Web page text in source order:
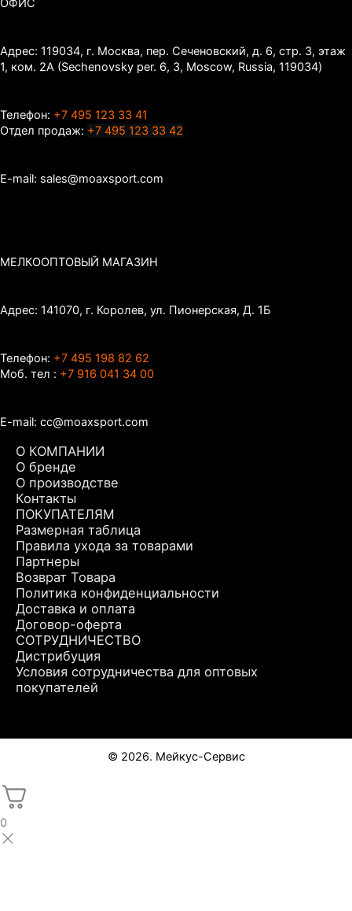
ОФИС
Адрес: 119034, г. Москва, пер. Сеченовский, д. 6, стр. 3, этаж
1, ком. 2А (Sechenovsky per. 6, 3, Moscow, Russia, 119034)
Телефон: +7 495 123 33 41
Отдел продаж: +7 495 123 33 42
E-mail: sales@moaxsport.com
МЕЛКООПТОВЫЙ МАГАЗИН
Адрес: 141070, г. Королев, ул. Пионерская, Д. 1Б
Телефон: +7 495 198 82 62
Моб. тел : +7 916 041 34 00
E-mail: cc@moaxsport.com
О КОМПАНИИ
О бренде
О производстве
Контакты
ПОКУПАТЕЛЯМ
Размерная таблица
Правила ухода за товарами
Партнеры
Возврат Товара
Политика конфиденциальности
Доставка и оплата
Договор-оферта
СОТРУДНИЧЕСТВО
Дистрибуция
Условия сотрудничества для оптовых
покупателей
© 2026. Мейкус-Сервис
0